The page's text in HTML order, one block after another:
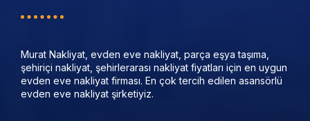
Murat Nakliyat, evden eve nakliyat, parça eşya taşıma,
şehiriçi nakliyat, şehirlerarası nakliyat fiyatları için en uygun
evden eve nakliyat firması. En çok tercih edilen asansörlü
evden eve nakliyat şirketiyiz.